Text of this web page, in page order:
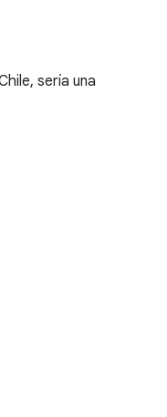
sería una